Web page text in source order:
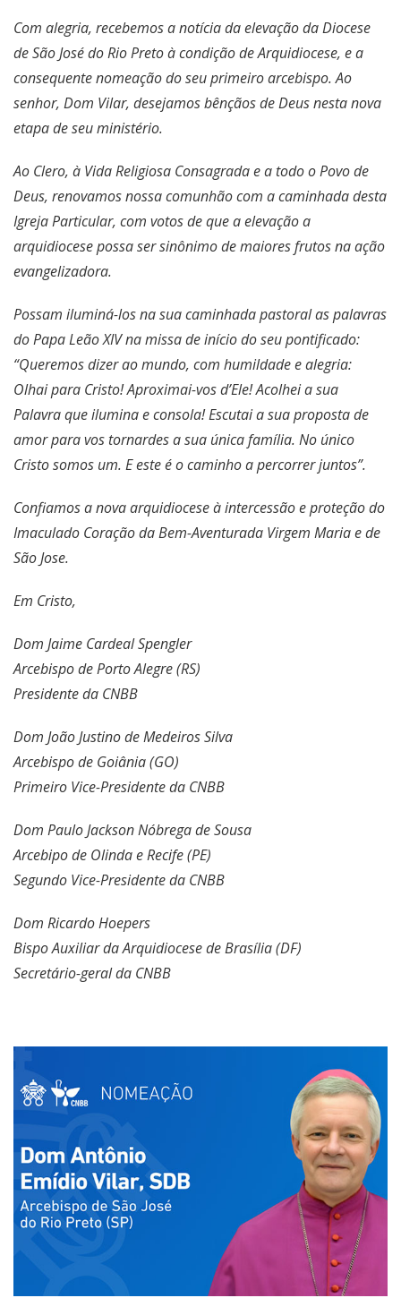
Com alegria, recebemos a notícia da elevação da Diocese
de São José do Rio Preto à condição de Arquidiocese, e a
consequente nomeação do seu primeiro arcebispo. Ao
senhor, Dom Vilar, desejamos bênçãos de Deus nesta nova
etapa de seu ministério.
Ao Clero, à Vida Religiosa Consagrada e a todo o Povo de
Deus, renovamos nossa comunhão com a caminhada desta
Igreja Particular, com votos de que a elevação a
arquidiocese possa ser sinônimo de maiores frutos na ação
evangelizadora.
Possam iluminá-los na sua caminhada pastoral as palavras
do Papa Leão XIV na missa de início do seu pontificado:
“Queremos dizer ao mundo, com humildade e alegria:
Olhai para Cristo! Aproximai-vos d’Ele! Acolhei a sua
Palavra que ilumina e consola! Escutai a sua proposta de
amor para vos tornardes a sua única família. No único
Cristo somos um. E este é o caminho a percorrer juntos”.
Confiamos a nova arquidiocese à intercessão e proteção do
Imaculado Coração da Bem-Aventurada Virgem Maria e de
São Jose.
Em Cristo,
Dom Jaime Cardeal Spengler
Arcebispo de Porto Alegre (RS)
Presidente da CNBB
Dom João Justino de Medeiros Silva
Arcebispo de Goiânia (GO)
Primeiro Vice-Presidente da CNBB
Dom Paulo Jackson Nóbrega de Sousa
Arcebipo de Olinda e Recife (PE)
Segundo Vice-Presidente da CNBB
Dom Ricardo Hoepers
Bispo Auxiliar da Arquidiocese de Brasília (DF)
Secretário-geral da CNBB